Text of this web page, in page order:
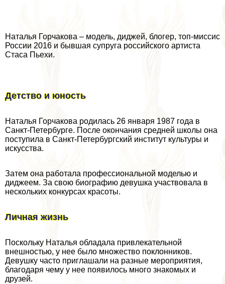
Наталья Горчакова – модель, диджей, блогер, топ-миссис
России 2016 и бывшая супруга российского артиста
Стаса Пьехи.
Детство и юность
Наталья Горчакова родилась 26 января 1987 года в
Санкт-Петербурге. После окончания средней школы она
поступила в Санкт-Петербургский институт культуры и
искусства.
Затем она работала профессиональной моделью и
диджеем. За свою биографию дeвyшка участвовала в
нескольких конкурсах красоты.
Личная жизнь
Поскольку Наталья обладала привлекательной
внешностью, у нее было множество поклонников.
Девушку часто приглашали на разные мероприятия,
благодаря чему у нее появилось много знакомых и
друзей.